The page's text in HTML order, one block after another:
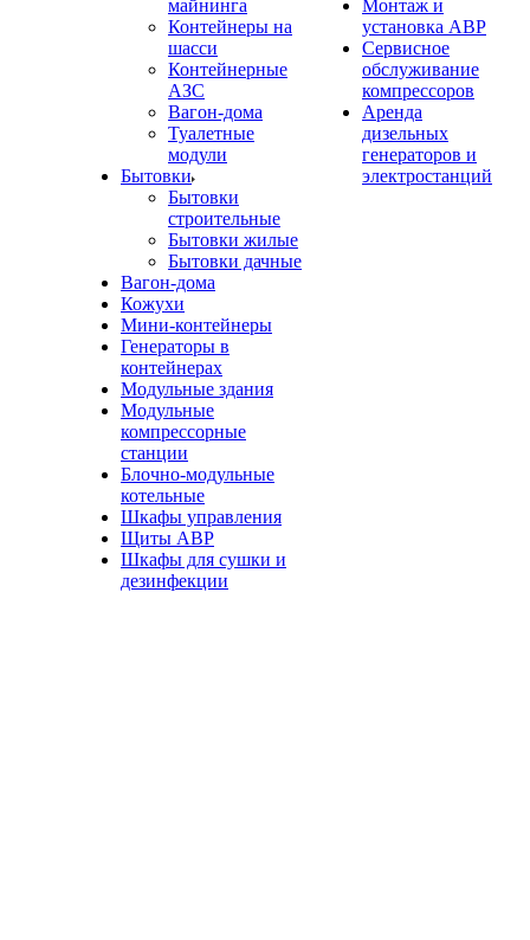
майнинга
Контейнеры на
шасси
Контейнерные
АЗС
Вагон-дома
Туалетные
модули
Бытовки
Бытовки
строительные
Бытовки жилые
Бытовки дачные
Вагон-дома
Кожухи
Мини-контейнеры
Генераторы в
контейнерах
Модульные здания
Модульные
компрессорные
станции
Блочно-модульные
котельные
Шкафы управления
Щиты АВР
Шкафы для сушки и
дезинфекции
Монтаж и
установка АВР
Сервисное
обслуживание
компрессоров
Аренда
дизельных
генераторов и
электростанций